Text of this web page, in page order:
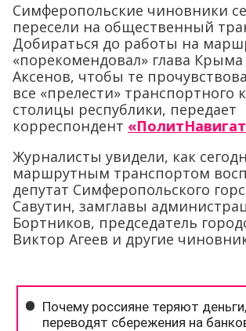
Симферопольские чиновники
пересели на общественный
Добираться до работы на
«порекомендовал» глава Крыма
Аксенов, чтобы те
все «прелести» транспортного
столицы республики, передает
корреспондент
Журналисты увидели, как
маршрутным транспортом
депутат Симферопольского
Савутин, замглавы
Бортников, председатель
Виктор Агеев и другие